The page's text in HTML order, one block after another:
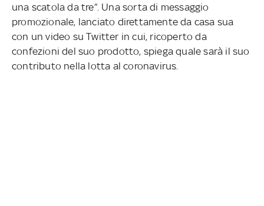
una scatola da tre”. Una sorta di messaggio
promozionale, lanciato direttamente da casa sua
con un video su Twitter in cui, ricoperto da
confezioni del suo prodotto, spiega quale sarà il suo
contributo nella lotta al coronavirus.